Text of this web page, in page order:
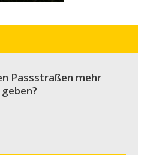
Passstraßen mehr